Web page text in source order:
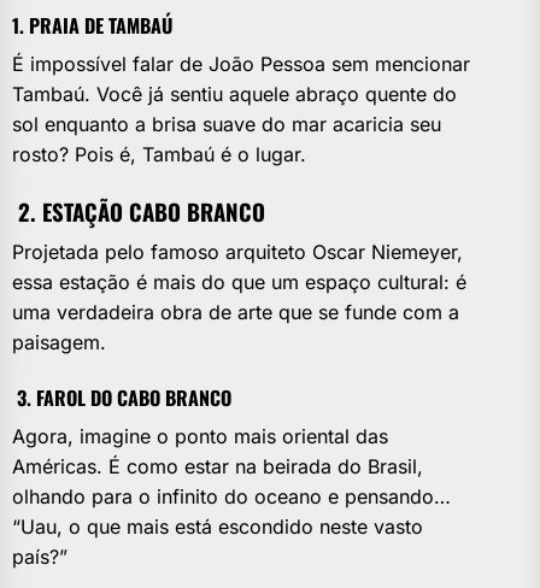
1. PRAIA DE TAMBAÚ
É impossível falar de João Pessoa sem mencionar
Tambaú. Você já sentiu aquele abraço quente do
sol enquanto a brisa suave do mar acaricia seu
rosto? Pois é, Tambaú é o lugar.
2. ESTAÇÃO CABO BRANCO
Projetada pelo famoso arquiteto Oscar Niemeyer,
essa estação é mais do que um espaço cultural: é
uma verdadeira obra de arte que se funde com a
paisagem.
3. FAROL DO CABO BRANCO
Agora, imagine o ponto mais oriental das
Américas. É como estar na beirada do Brasil,
olhando para o infinito do oceano e pensando…
“Uau, o que mais está escondido neste vasto
país?”